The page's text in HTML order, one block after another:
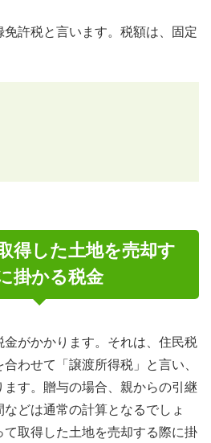
許税と言います。税額は、固定
得した土地を売却す
掛かる税金
がかかります。それは、住民税
わせて「譲渡所得税」と言い、
す。贈与の場合、親からの引継
どは通常の計算となるでしょ
て取得した土地を売却する際に掛